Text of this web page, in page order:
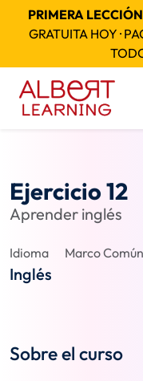
PRIMERA
GRATUITA HOY ·
Ejercicio 12
Aprender inglés
Idioma
Inglés
Marco
Sobre el curso